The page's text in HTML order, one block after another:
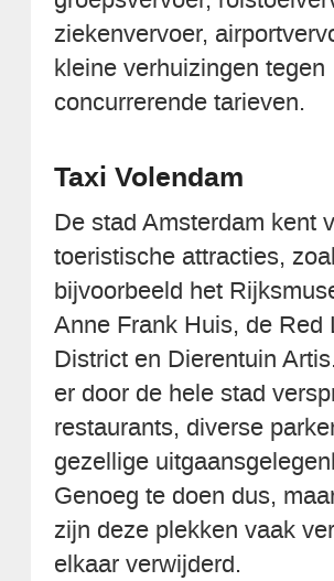
ziekenvervoer,
kleine verhuizingen tegen
concurrerende tarieven.
Taxi Volendam
De stad Amsterdam kent
toeristische attracties,
bijvoorbeeld het
Anne Frank Huis, de Red
District en Dierentuin
er door de hele stad
restaurants, diverse
gezellige
Genoeg te doen dus,
zijn deze plekken vaak
elkaar verwijderd.